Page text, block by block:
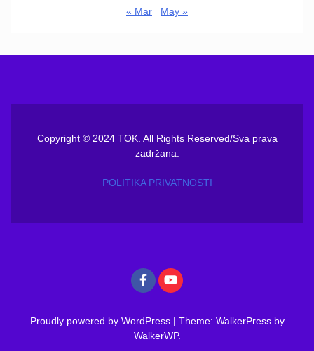
« Mar May »
Copyright © 2024 TOK. All Rights Reserved/Sva prava
zadržana.
POLITIKA PRIVATNOSTI
Proudly powered by WordPress | Theme: WalkerPress by
WalkerWP.